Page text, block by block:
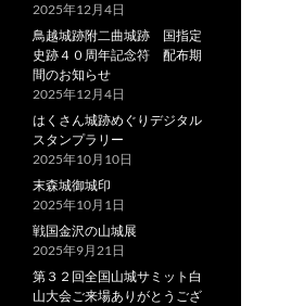
2025年12月4日
鳥越城跡附二曲城跡 国指定
史跡４０周年記念符 配布期
間のお知らせ
2025年12月4日
はくさん城跡めぐりデジタル
スタンプラリー
2025年10月10日
末森城御城印
2025年10月1日
戦国金沢の山城展
2025年9月21日
第３２回全国山城サミット白
山大会ご来場ありがとうござ